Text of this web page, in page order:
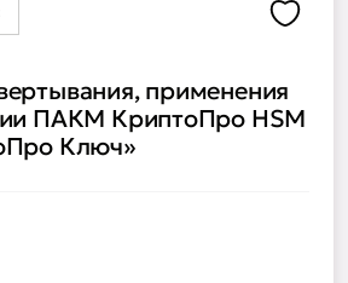
применения
ПАКМ КриптоПро HSM
Ключ»